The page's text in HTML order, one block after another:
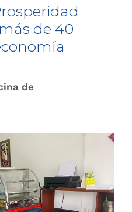
de 40
de